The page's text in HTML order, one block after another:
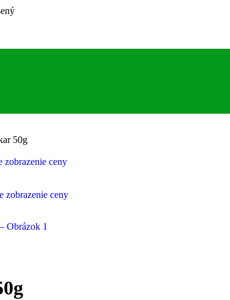
50g
zobrazenie ceny
zobrazenie ceny